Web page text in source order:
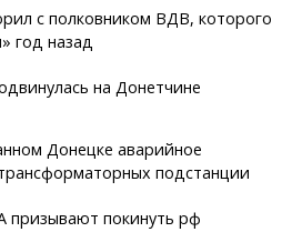
с полковником ВДВ, которого
год назад
на Донетчине
Донецке аварийное
подстанции
покинуть рф